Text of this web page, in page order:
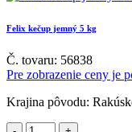
Felix kečup jemný 5 kg
Č. tovaru: 56838
Pre zobrazenie ceny je
Krajina pôvodu: